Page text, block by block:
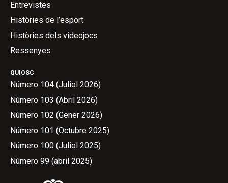
QUIOSC
Número 104 (Juliol 2026)
Número 103 (Abril 2026)
Número 102 (Gener 2026)
Número 101 (Octubre 2025)
Número 100 (Juliol 2025)
Número 99 (abril 2025)
Entrevistes
Històries de l’esport
Històries dels videojocs
Ressenyes